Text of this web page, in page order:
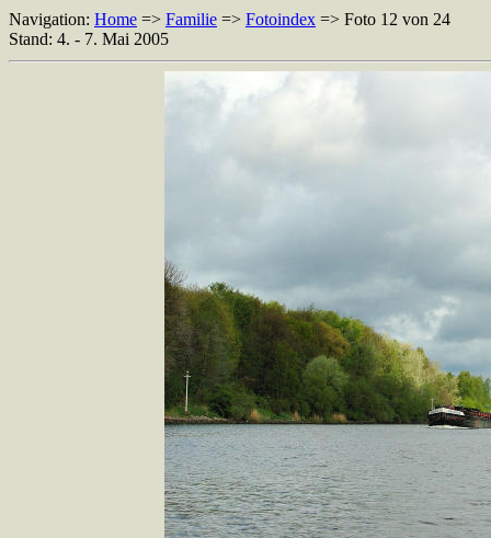
Navigation: Home => Familie => Fotoindex => Foto 12 von 24
Stand: 4. - 7. Mai 2005